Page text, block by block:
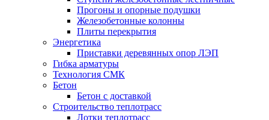
Прогоны и опорные подушки
Железобетонные колонны
Плиты перекрытия
Энергетика
Приставки деревянных опор ЛЭП
Гибка арматуры
Технология СМК
Бетон
Бетон с доставкой
Строительство теплотрасс
Лотки теплотрасс